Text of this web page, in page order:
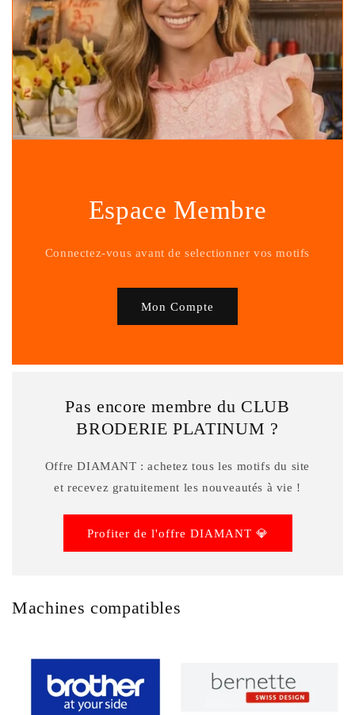
Espace Membre
Connectez-vous avant de selectionner vos motifs
Mon Compte
Pas encore membre du CLUB
BRODERIE PLATINUM ?
Offre DIAMANT : achetez tous les motifs du site
et recevez gratuitement les nouveautés à vie !
Profiter de l'offre DIAMANT 💎
Machines compatibles